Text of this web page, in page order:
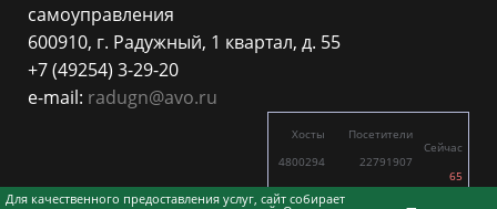
Для качественного предоставления услуг, сайт собирает
самоуправления
600910, г. Радужный, 1 квартал, д. 55
+7 (49254) 3-29-20
e-mail: radugn@avo.ru
Хосты
4800294
5722
Посетители
22791907
11436
Сейчас
65